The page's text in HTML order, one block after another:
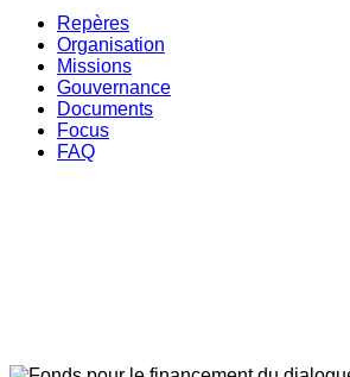
Repères
Organisation
Missions
Gouvernance
Documents
Focus
FAQ